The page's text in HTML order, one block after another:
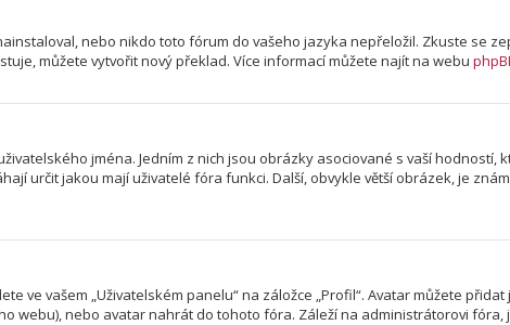
nebo nikdo toto fórum do vašeho jazyka nepřeložil. Zkuste se
můžete vytvořit nový překlad. Více informací můžete najít na webu
jména. Jedním z nich jsou obrázky asociované s vaší hodností,
určit jakou mají uživatelé fóra funkci. Další, obvykle větší obrázek, je
ve vašem „Uživatelském panelu“ na záložce „Profil“. Avatar můžete
webu), nebo avatar nahrát do tohoto fóra. Záleží na administrátorovi